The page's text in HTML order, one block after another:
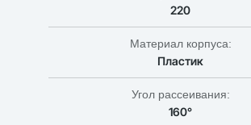
220
Материал корпуса:
Пластик
Угол рассеивания:
160°